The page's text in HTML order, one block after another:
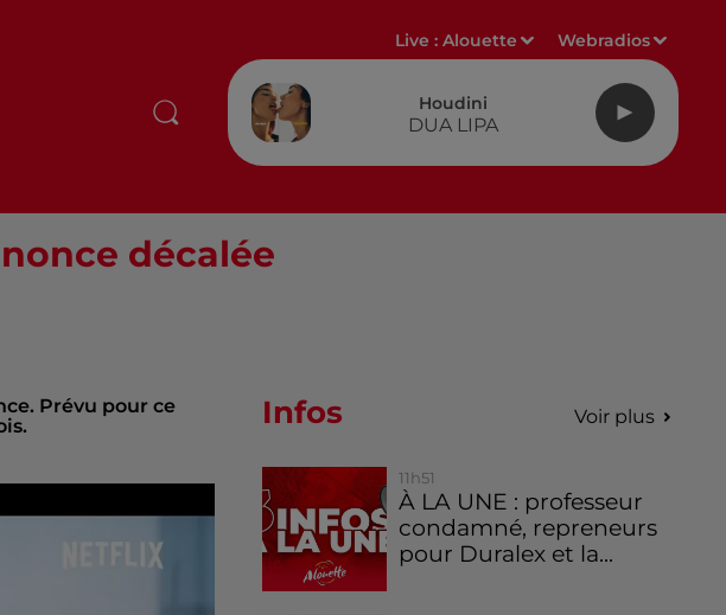
Live :Alouette Webradios
Houdini
DUA LIPA
décalée
Prévu pour ce
Infos Voir plus
11h51
À LA UNE : professeur
condamné, repreneurs
pour Duralex et la...